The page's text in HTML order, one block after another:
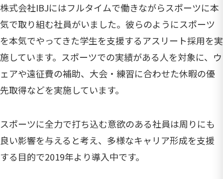
株式会社IBJにはフルタイムで働きながらスポーツに本
気で取り組む社員がいました。彼らのようにスポーツ
を本気でやってきた学生を支援するアスリート採用を実
施しています。スポーツでの実績がある人を対象に、ウ
ェアや遠征費の補助、大会・練習に合わせた休暇の優
先取得などを実施しています。
スポーツに全力で打ち込む意欲のある社員は周りにも
良い影響を与えると考え、多様なキャリア形成を支援
する目的で2019年より導入中です。